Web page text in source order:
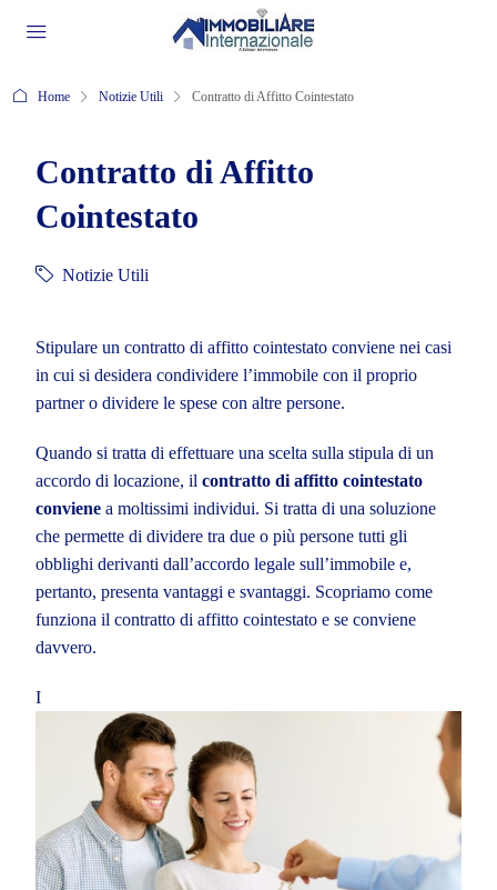
Home Notizie Utili Contratto di Affitto Cointestato
Contratto di Affitto
Cointestato
Notizie Utili
Stipulare un contratto di affitto cointestato conviene nei casi
in cui si desidera condividere l’immobile con il proprio
partner o dividere le spese con altre persone.
Quando si tratta di effettuare una scelta sulla stipula di un
accordo di locazione, il contratto di affitto cointestato
conviene a moltissimi individui. Si tratta di una soluzione
che permette di dividere tra due o più persone tutti gli
obblighi derivanti dall’accordo legale sull’immobile e,
pertanto, presenta vantaggi e svantaggi. Scopriamo come
funziona il contratto di affitto cointestato e se conviene
davvero.
I